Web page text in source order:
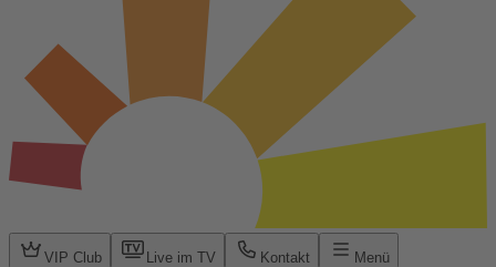
VIP Club Live im TV Kontakt Menü